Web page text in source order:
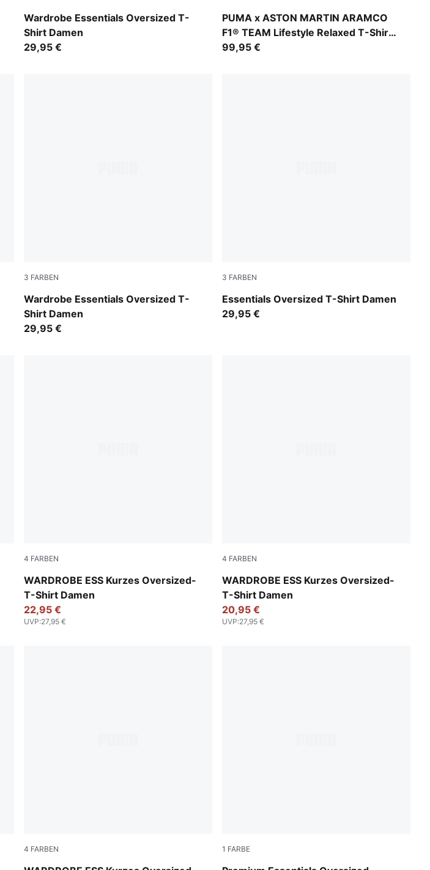
Wardrobe Essentials Oversized T-
Shirt Damen
Puma White
29,95 €
PUMA x ASTON MARTIN ARAMCO
F1® TEAM Lifestyle Relaxed T-Shirt
Herren
Green Lux
99,95 €
3 FARBEN
Wardrobe Essentials Oversized T-
Shirt Damen
Puma Black
29,95 €
3 FARBEN
Essentials Oversized T-Shirt Damen
Mouse Gray
29,95 €
4 FARBEN
WARDROBE ESS Kurzes Oversized-
T-Shirt Damen
Puma Black
22,95 €
UVP:27,95 €
4 FARBEN
WARDROBE ESS Kurzes Oversized-
T-Shirt Damen
White Glow Heather
20,95 €
UVP:27,95 €
4 FARBEN 1 FARBE